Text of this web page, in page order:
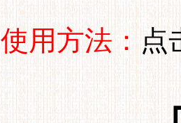
使用方法：点